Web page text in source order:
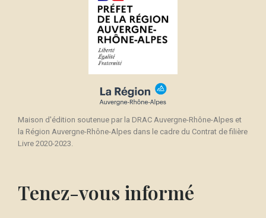
Maison d'édition soutenue par la DRAC Auvergne-Rhône-Alpes et
la Région Auvergne-Rhône-Alpes dans le cadre du Contrat de filière
Livre 2020-2023.
Tenez-vous informé